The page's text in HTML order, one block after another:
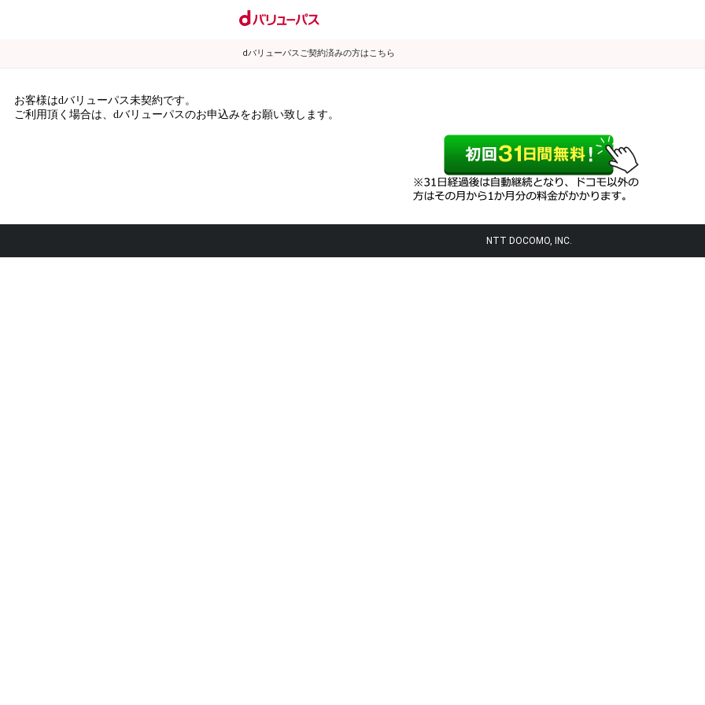
dバリューパスご契約済みの方はこちら
お客様はdバリューパス未契約です。
ご利用頂く場合は、dバリューパスのお申込みをお願い致します。
NTT DOCOMO, INC.